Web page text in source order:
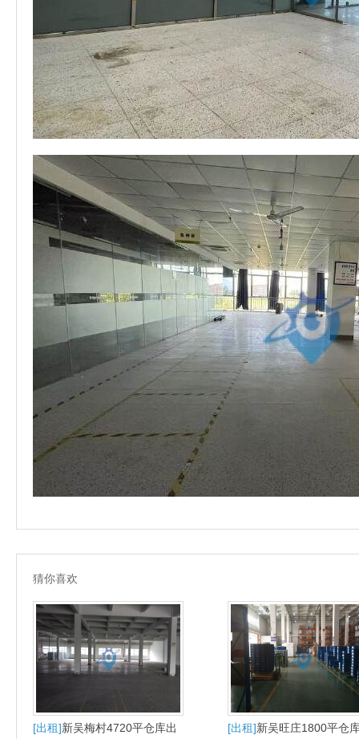
猜你喜欢
[出租]新吴梅村4720平仓库出
[出租]新吴旺庄1800平仓